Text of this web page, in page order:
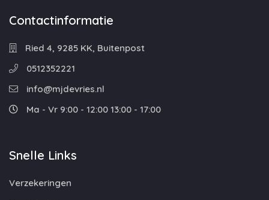
Contactinformatie
Ried 4, 9285 KK, Buitenpost
0512352221
info@mjdevries.nl
Ma - Vr 9:00 - 12:00 13:00 - 17:00
Snelle Links
Verzekeringen